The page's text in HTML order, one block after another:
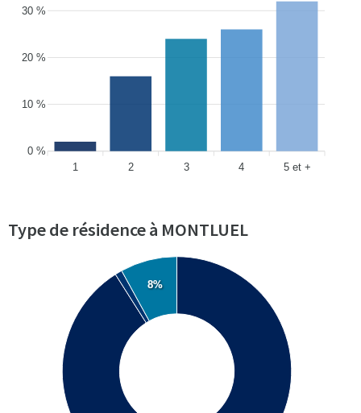
30 %
20 %
10 %
0 %
1
2 3 4 5 et +
Type de résidence à MONTLUEL
8%